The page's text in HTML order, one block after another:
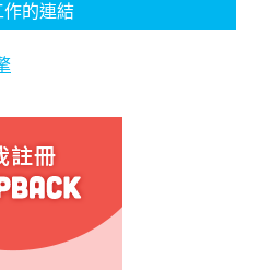
的連結